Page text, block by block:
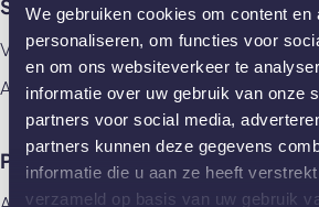
We gebruiken cookies om content en
personaliseren, om functies voor
en om ons websiteverkeer te
informatie over uw gebruik van onze
partners voor social media,
partners kunnen deze gegevens
informatie die u aan ze heeft
verzameld op basis van uw gebruik
Showrooms
Vlaardingen
Amsterdam
Producten